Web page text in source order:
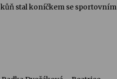
stal koníčkem se sportovním